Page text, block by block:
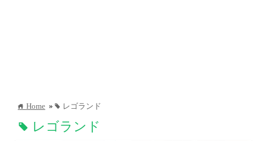
home Home » tag レゴランド
tag レゴランド